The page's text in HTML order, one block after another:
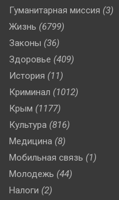
Гуманитарная миссия (3)
Жизнь (6799)
Законы (36)
Здоровье (409)
История (11)
Криминал (1012)
Крым (1177)
Культура (816)
Медицина (8)
Мобильная связь (1)
Молодежь (44)
Налоги (2)